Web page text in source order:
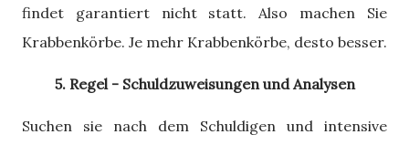
findet garantiert nicht statt. Also machen Sie
Krabbenkörbe. Je mehr Krabbenkörbe, desto besser.
5. Regel - Schuldzuweisungen und Analysen
Suchen sie nach dem Schuldigen und intensive